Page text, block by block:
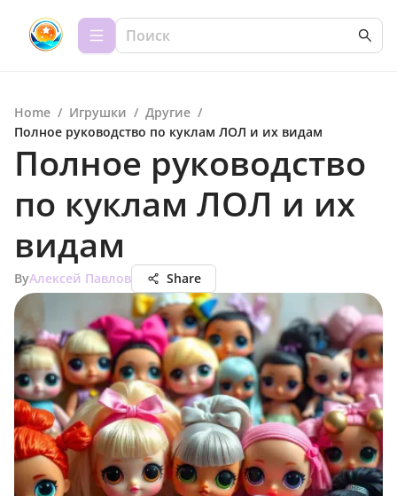
Home / Игрушки / Другие /
Полное руководство по куклам ЛОЛ и их видам
Полное руководство
по куклам ЛОЛ и их
видам
ByАлексей Павлов Share